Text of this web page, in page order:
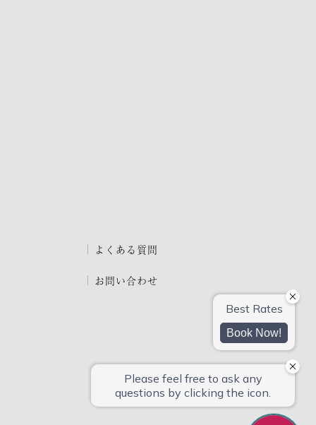
よくある質問
お問い合わせ